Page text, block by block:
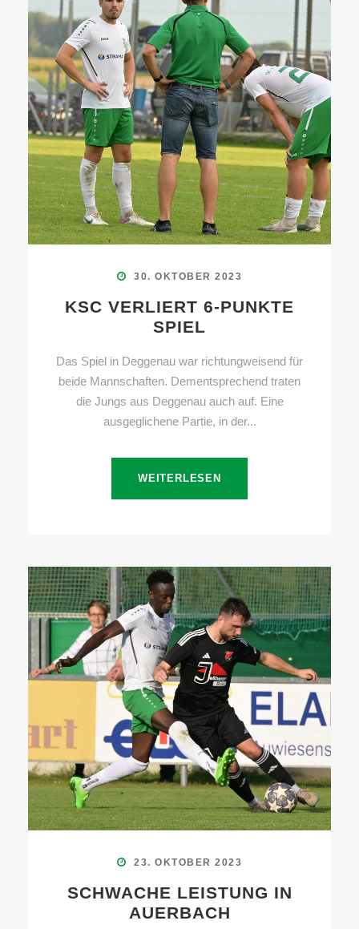
30. OKTOBER 2023
KSC VERLIERT 6-PUNKTE
SPIEL
Das Spiel in Deggenau war richtungweisend für
beide Mannschaften. Dementsprechend traten
die Jungs aus Deggenau auch auf. Eine
ausgeglichene Partie, in der...
WEITERLESEN
23. OKTOBER 2023
SCHWACHE LEISTUNG IN
AUERBACH